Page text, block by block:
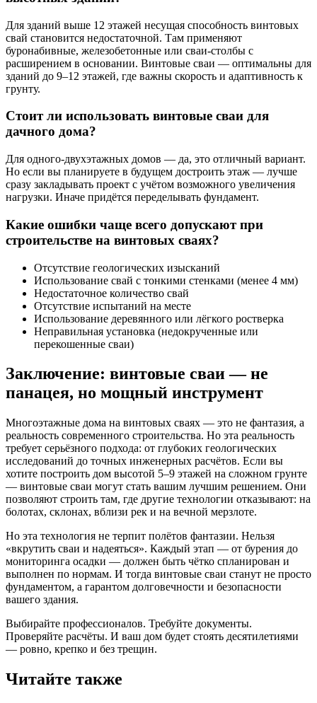
Для зданий выше 12 этажей несущая способность винтовых
свай становится недостаточной. Там применяют
буронабивные, железобетонные или сваи-столбы с
расширением в основании. Винтовые сваи — оптимальны для
зданий до 9–12 этажей, где важны скорость и адаптивность к
грунту.
Стоит ли использовать винтовые сваи для
дачного дома?
Для одного-двухэтажных домов — да, это отличный вариант.
Но если вы планируете в будущем достроить этаж — лучше
сразу закладывать проект с учётом возможного увеличения
нагрузки. Иначе придётся переделывать фундамент.
Какие ошибки чаще всего допускают при
строительстве на винтовых сваях?
Отсутствие геологических изысканий
Использование свай с тонкими стенками (менее 4 мм)
Недостаточное количество свай
Отсутствие испытаний на месте
Использование деревянного или лёгкого ростверка
Неправильная установка (недокрученные или
перекошенные сваи)
Заключение: винтовые сваи — не
панацея, но мощный инструмент
Многоэтажные дома на винтовых сваях — это не фантазия, а
реальность современного строительства. Но эта реальность
требует серьёзного подхода: от глубоких геологических
исследований до точных инженерных расчётов. Если вы
хотите построить дом высотой 5–9 этажей на сложном грунте
— винтовые сваи могут стать вашим лучшим решением. Они
позволяют строить там, где другие технологии отказывают: на
болотах, склонах, вблизи рек и на вечной мерзлоте.
Но эта технология не терпит полётов фантазии. Нельзя
«вкрутить сваи и надеяться». Каждый этап — от бурения до
мониторинга осадки — должен быть чётко спланирован и
выполнен по нормам. И тогда винтовые сваи станут не просто
фундаментом, а гарантом долговечности и безопасности
вашего здания.
Выбирайте профессионалов. Требуйте документы.
Проверяйте расчёты. И ваш дом будет стоять десятилетиями
— ровно, крепко и без трещин.
Читайте также